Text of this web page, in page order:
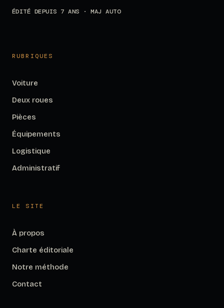
ÉDITÉ DEPUIS 7 ANS · MAJ AUTO
RUBRIQUES
Voiture
Deux roues
Pièces
Équipements
Logistique
Administratif
LE SITE
À propos
Charte éditoriale
Notre méthode
Contact